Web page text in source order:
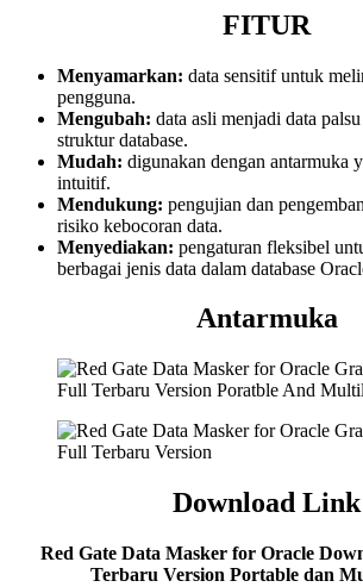
FITUR
Menyamarkan: data sensitif untuk
pengguna.
Mengubah: data asli menjadi data
struktur database.
Mudah: digunakan dengan antarmuka
intuitif.
Mendukung: pengujian dan
risiko kebocoran data.
Menyediakan: pengaturan fleksibel
berbagai jenis data dalam database
Antarmuka
Download Link
Red Gate Data Masker for Oracle
Terbaru Version Portable dan